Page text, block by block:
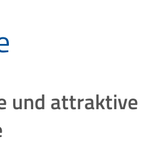
und attraktive